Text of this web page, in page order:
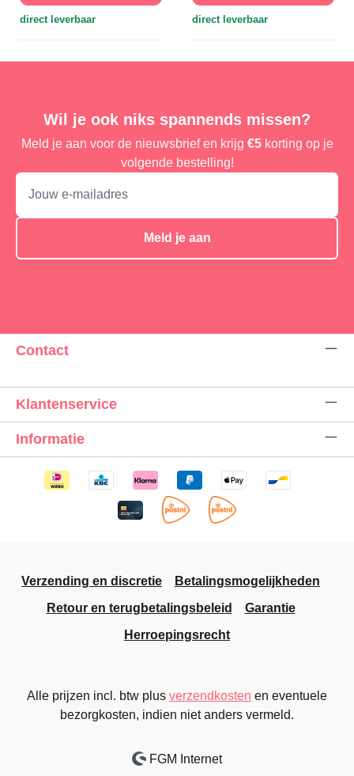
direct leverbaar direct leverbaar
Wil je ook niks spannends missen?
Meld je aan voor de nieuwsbrief en krijg €5korting op je
volgende bestelling!
Meld je aan
Contact
Klantenservice
Informatie
Verzending en discretie
Betalingsmogelijkheden
Retour en terugbetalingsbeleid
Garantie
Herroepingsrecht
Alle prijzen incl. btw plus verzendkosten en eventuele
bezorgkosten, indien niet anders vermeld.
FGM Internet